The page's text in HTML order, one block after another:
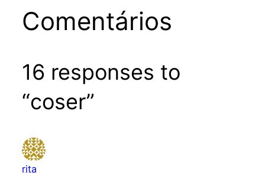
Comentários
16 responses to
“coser”
rita